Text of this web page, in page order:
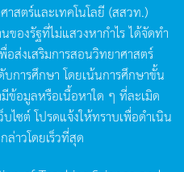
สตร์และเทคโนโลยี (สสวท.)
ของรัฐที่ไม่แสวงหากำไรได้จัดทำ
อส่งเสริมการสอนวิทยาศาสตร์
การศึกษา โดยเน้นการศึกษาขั้น
ข้อมูลหรือเนื้อหาใด ๆ ที่ละเมิด
ไซต์โปรดแจ้งให้ทราบเพื่อดำเนิน
าวโดยเร็วที่สุด